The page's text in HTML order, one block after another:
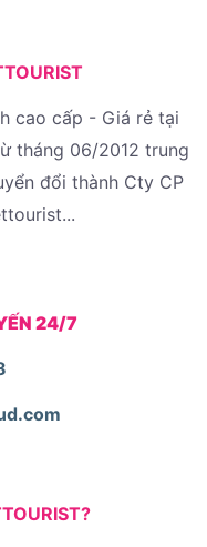
cao cấp - Giá rẻ tại
tháng 06/2012 trung
đổi thành Cty CP
24/7